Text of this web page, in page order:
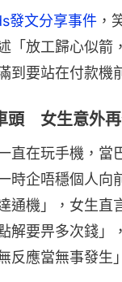
發文分享事件 ，
「放工歸心似箭
到要站在付款機
頭 女生意外
直在玩手機，當
時企唔穩個人向
通機」，女生直
解要畀多次錢」
反應當無事發生